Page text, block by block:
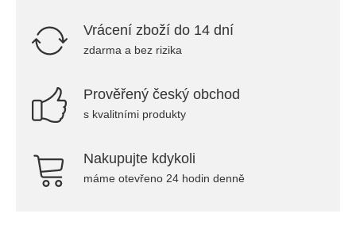
Vrácení zboží do 14 dní
zdarma a bez rizika
Prověřený český obchod
s kvalitními produkty
Nakupujte kdykoli
máme otevřeno 24 hodin denně